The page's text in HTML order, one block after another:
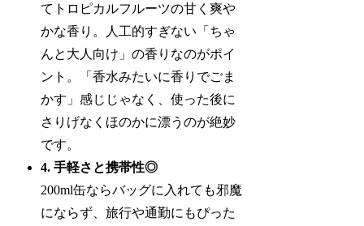
てトロピカルフルーツの甘く爽や
かな香り。人工的すぎない「ちゃ
んと大人向け」の香りなのがポイ
ント。「香水みたいに香りでごま
かす」感じじゃなく、使った後に
さりげなくほのかに漂うのが絶妙
です。
4. 手軽さと携帯性◎
200ml缶ならバッグに入れても邪魔
にならず、旅行や通勤にもぴった